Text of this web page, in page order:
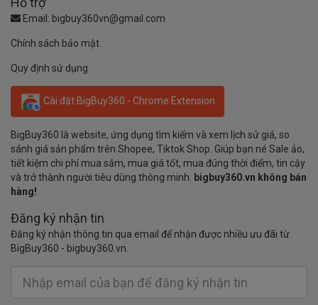
Email: bigbuy360vn@gmail.com
Chính sách bảo mật
Quy định sử dụng
Cài đặt BigBuy360 - Chrome Extension
BigBuy360 là website, ứng dụng tìm kiếm và xem lịch sử giá, so
sánh giá sản phẩm trên Shopee, Tiktok Shop. Giúp bạn né Sale ảo,
tiết kiệm chi phí mua sắm, mua giá tốt, mua đúng thời điểm, tin cậy
và trở thành người tiêu dùng thông minh. bigbuy360.vn không bán
hàng!
Đăng ký nhận tin
Đăng ký nhận thông tin qua email để nhận được nhiều ưu đãi từ
BigBuy360 - bigbuy360.vn.